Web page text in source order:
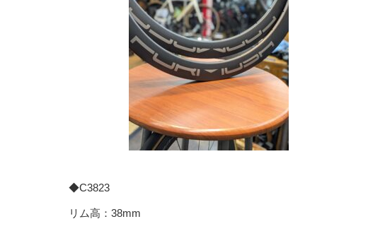
◆C3823
リム高：38mm